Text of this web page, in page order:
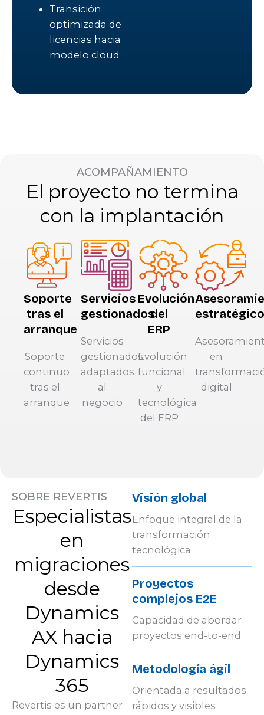
Transición
optimizada de
licencias hacia
modelo cloud
ACOMPAÑAMIENTO
El proyecto no termina
con la implantación
Soporte
tras el
arranque
Soporte
continuo
tras el
arranque
Servicios
gestionados
Servicios
gestionados
adaptados
al
negocio
Evolución
del
ERP
Evolución
funcional
y
tecnológica
del ERP
estratégico
en
digital
SOBRE REVERTIS
Especialistas
en
migraciones
desde
Dynamics
AX hacia
Dynamics
365
Revertis es un partner
Visión global
Enfoque integral de la
transformación
tecnológica
Proyectos
complejos E2E
Capacidad de abordar
proyectos end-to-end
Metodología ágil
Orientada a resultados
rápidos y visibles